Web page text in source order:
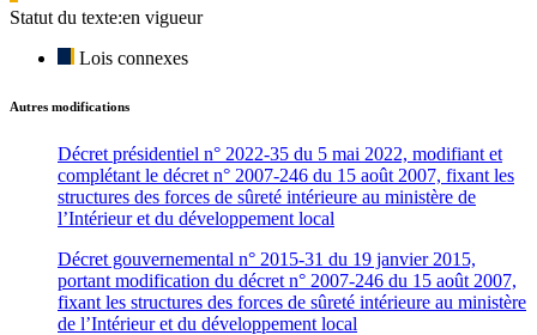
Statut du texte:en vigueur
Lois connexes
Autres modifications
Décret présidentiel n° 2022-35 du 5 mai 2022, modifiant et
complétant le décret n° 2007-246 du 15 août 2007, fixant les
structures des forces de sûreté intérieure au ministère de
l’Intérieur et du développement local
Décret gouvernemental n° 2015-31 du 19 janvier 2015,
portant modification du décret n° 2007-246 du 15 août 2007,
fixant les structures des forces de sûreté intérieure au ministère
de l’Intérieur et du développement local